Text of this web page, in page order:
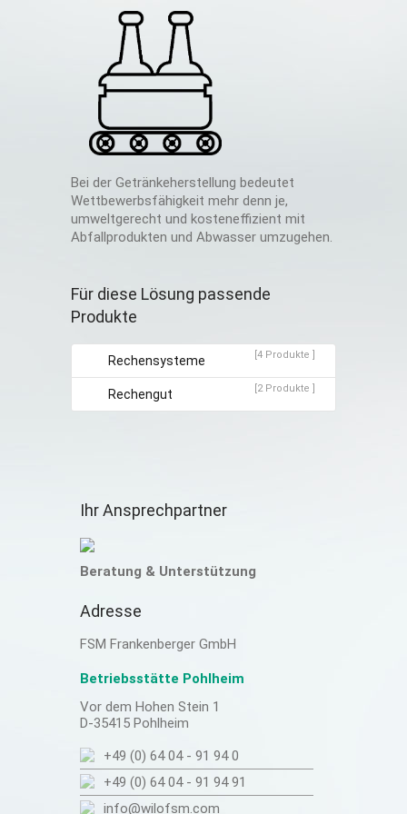
Bei der Getränkeherstellung bedeutet
Wettbewerbsfähigkeit mehr denn je,
umweltgerecht und kosteneffizient mit
Abfallprodukten und Abwasser umzugehen.
Für diese Lösung passende
Produkte
Rechensysteme [4 Produkte ]
Rechengut [2 Produkte ]
Ihr Ansprechpartner
Beratung & Unterstützung
Adresse
FSM Frankenberger GmbH
Betriebsstätte Pohlheim
Vor dem Hohen Stein 1
D-35415 Pohlheim
+49 (0) 64 04 - 91 94 0
+49 (0) 64 04 - 91 94 91
info@wilofsm.com